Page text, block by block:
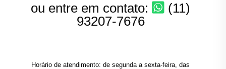
ou entre em contato:
(11)
93207-7676
Horário de atendimento: de segunda a sexta-feira, das